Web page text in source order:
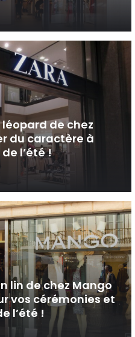
de chez
du caractère à
l’été !
lin de chez Mango
vos cérémonies et
l’été !